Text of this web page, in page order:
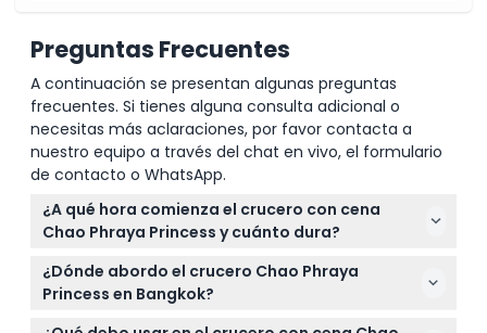
Preguntas Frecuentes
A continuación se presentan algunas preguntas
frecuentes. Si tienes alguna consulta adicional o
necesitas más aclaraciones, por favor contacta a
nuestro equipo a través del chat en vivo, el formulario
de contacto o WhatsApp.
¿A qué hora comienza el crucero con cena
Chao Phraya Princess y cuánto dura?
El crucero generalmente aborda entre las 6:00 y
7:00 PM con salida alrededor de las 7:30 PM y dura
aproximadamente dos horas, terminando a las 9:30
¿Dónde abordo el crucero Chao Phraya
Princess en Bangkok?
Puedes abordar desde varios muelles convenientes,